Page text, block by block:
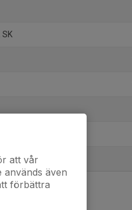
SK
att vår
även
förbättra